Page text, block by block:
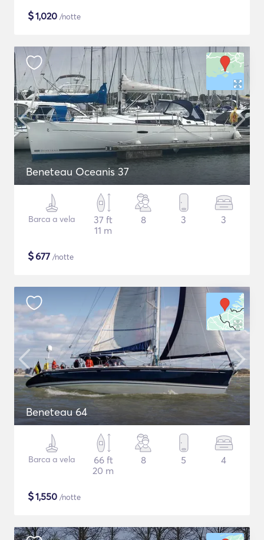
$1,020 /notte
Beneteau Oceanis 37
Barca a vela
37 ft
11 m
8 3 3
$677 /notte
Beneteau 64
Barca a vela
66 ft
20 m
8 5 4
$1,550 /notte